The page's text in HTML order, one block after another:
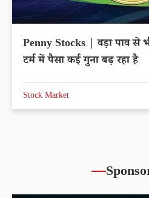
Penny Stocks | वड़ा पाव से
टर्म में पैसा कई गुना बढ़ रहा है
Stock Market